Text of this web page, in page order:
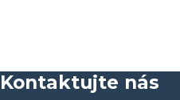
Kontaktujte nás